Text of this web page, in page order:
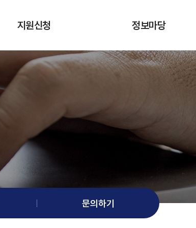
지원신청
의료분야 상담 · 자문신청
정보마당
공지사항
자료실
문의하기
문의하기